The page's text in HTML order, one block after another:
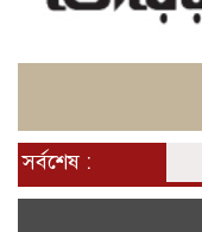
সর্বশেষ :